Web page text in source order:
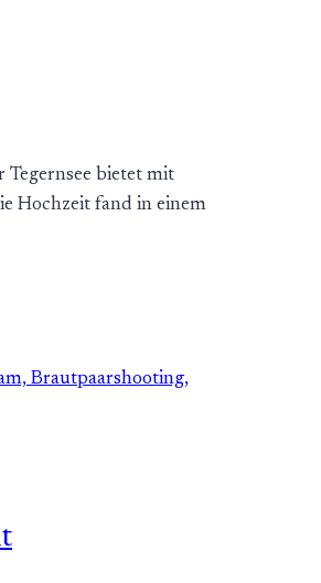
Tegernsee bietet mit
Hochzeit fand in einem